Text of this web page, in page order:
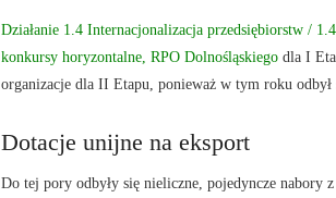
Działanie 1.4 Internacjonalizacja przedsiębiorstw /
konkursy horyzontalne, RPO Dolnośląskiego dla I
organizacje dla II Etapu, ponieważ w tym roku odbył
Dotacje unijne na eksport
Do tej pory odbyły się nieliczne, pojedyncze nabory